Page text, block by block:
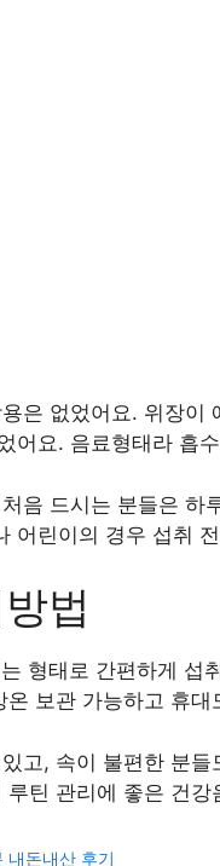
은 없었어요. 위장
어요. 음료형태라 흡
음 드시는 분들은
어린이의 경우 섭취
법
형태로 간편하게
보관 가능하고 휴
고, 속이 불편한 분
틴 관리에 좋은 건강
내돈내산 후기